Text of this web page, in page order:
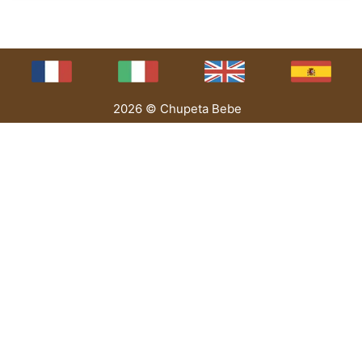
2026 © Chupeta Bebe